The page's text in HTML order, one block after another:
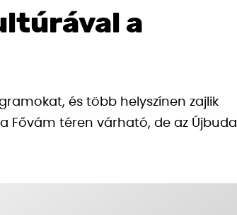
a
és több helyszínen zajlik
Fővám téren várható, de az Újbuda